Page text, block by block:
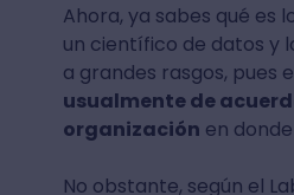
Ahora, ya sabes qué es
un científico de datos y
a grandes rasgos, pues
usualmente de
organización en
No obstante, según el